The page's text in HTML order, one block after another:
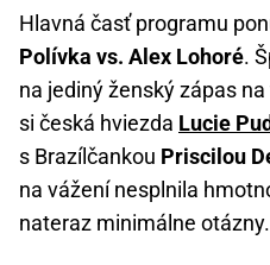
Hlavná časť programu
Polívka vs. Alex Lohoré.
na jediný ženský zápas
si česká hviezda Lucie
s Brazílčankou Priscilou
na vážení nesplnila
nateraz minimálne otázny.